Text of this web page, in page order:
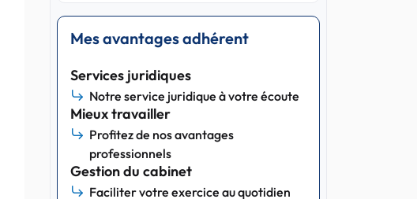
Mes avantages adhérent
Services juridiques
Notre service juridique à votre écoute
Mieux travailler
Profitez de nos avantages
professionnels
Gestion du cabinet
Faciliter votre exercice au quotidien